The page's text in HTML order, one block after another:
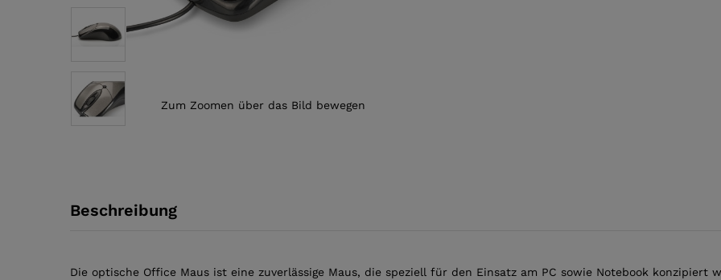
Zum Zoomen über das Bild bewegen
Beschreibung
Die optische Office Maus ist eine zuverlässige Maus, die speziell für den Einsatz am PC sowie Notebook konzipiert